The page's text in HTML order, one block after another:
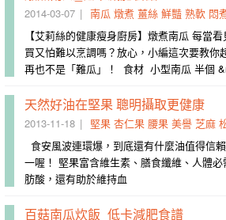
2014-03-07 南瓜 燉煮 薑絲 鮮豔 熟軟 悶
【艾莉絲的健康瘦身廚房】燉煮南瓜 每當
買又怕難以烹調嗎？放心，小編這次要教你
再也不是「難瓜」！ 食材 小型南瓜 半個
天然好油在堅果 聰明攝取更健康
2013-11-18 堅果 杏仁果 腰果 美譽 芝麻 松
食安風波連環爆，到底還有什麼油值得信
一喔！ 堅果富含維生素、膳食纖維、人體
肪酸，還有助於維持血
百菇南瓜炊飯_低卡減肥食譜